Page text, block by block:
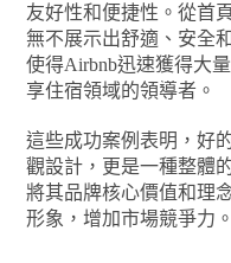
友好性和便捷性。從首
無不展示出舒適、安全
使得Airbnb迅速獲得大
享住宿領域的領導者。
這些成功案例表明，好
觀設計，更是一種整體
將其品牌核心價值和理
形象，增加市場競爭力。